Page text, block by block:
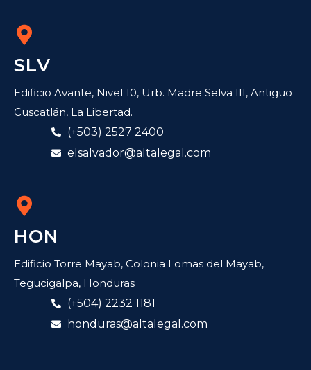
SLV
Edificio Avante, Nivel 10, Urb. Madre Selva III, Antiguo
Cuscatlán, La Libertad.
(+503) 2527 2400
elsalvador@altalegal.com
HON
Edificio Torre Mayab, Colonia Lomas del Mayab,
Tegucigalpa, Honduras
(+504) 2232 1181
honduras@altalegal.com